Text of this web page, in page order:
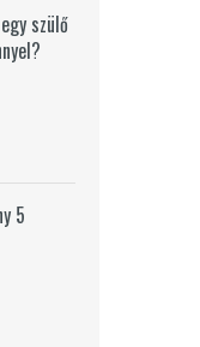
szülő
5